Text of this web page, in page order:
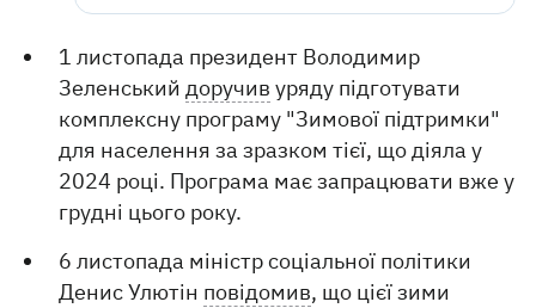
1 листопада президент Володимир
Зеленськийдоручив уряду підготувати
комплексну програму "Зимової підтримки"
для населення за зразком тієї, що діяла у
2024 році. Програма має запрацювати вже у
грудні цього року.
6 листопада міністр соціальної політики
Денис Улютін повідомив, що цієї зими